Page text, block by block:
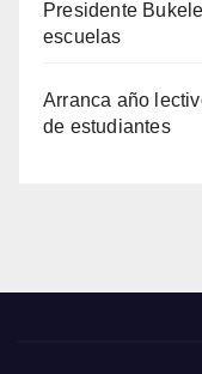
Presidente
escuelas
Arranca año
de estudiantes